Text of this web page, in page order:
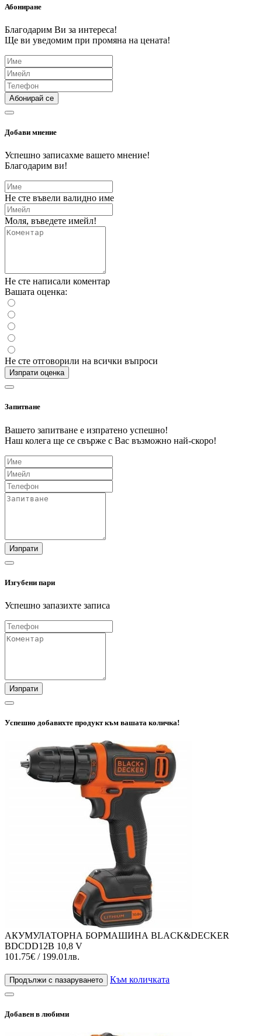
Абониране
Благодарим Ви за интереса!
Ще ви уведомим при промяна на цената!
Абонирай се
Добави мнение
Успешно записахме вашето мнение!
Благодарим ви!
Не сте въвели валидно име
Моля, въведете имейл!
Не сте написали коментар
Вашата оценка:
Не сте отговорили на всички въпроси
Изпрати оценка
Запитване
Вашето запитване е изпратено успешно!
Наш колега ще се свърже с Вас възможно най-скоро!
Изпрати
Изгубени пари
Успешно запазихте записа
Изпрати
Успешно добавихте продукт към вашата количка!
АКУМУЛАТОРНА БОРМАШИНА BLACK&DECKER
BDCDD12B 10,8 V
101.75€ / 199.01лв.
Продължи с пазаруването Към количката
Добавен в любими